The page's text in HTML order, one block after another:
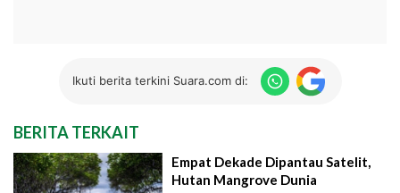
Ikuti berita terkini Suara.com di:
BERITA TERKAIT
Empat Dekade Dipantau Satelit,
Hutan Mangrove Dunia